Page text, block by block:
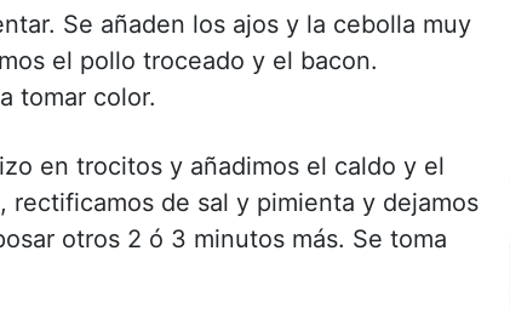
Se añaden los ajos y la cebolla muy
el pollo troceado y el bacon.
tomar color.
en trocitos y añadimos el caldo y el
rectificamos de sal y pimienta y dejamos
otros 2 ó 3 minutos más. Se toma